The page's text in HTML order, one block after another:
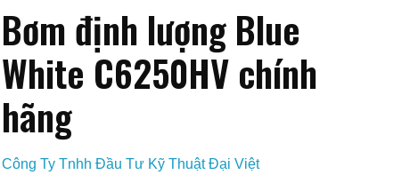
Bơm định lượng Blue
White C6250HV chính
hãng
Công Ty Tnhh Đầu Tư Kỹ Thuật Đại Việt